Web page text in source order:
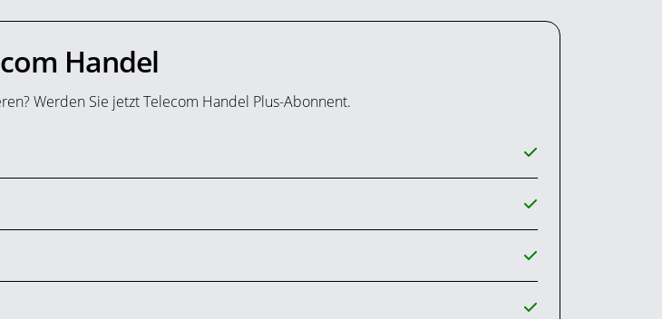
Handel
Werden Sie jetzt Telecom Handel Plus-Abonnent.